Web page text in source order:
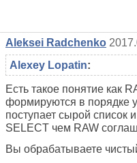
Aleksei Radchenko
Alexey Lopatin:
Есть такое понятие как
формируются в порядке
поступает сырой список
SELECT чем RAW
Вы обрабатываете